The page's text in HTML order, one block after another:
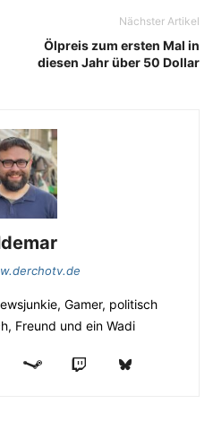
Nächster Artikel
Ölpreis zum ersten Mal in
diesen Jahr über 50 Dollar
Gamer, politisch
Freund und ein Wadi